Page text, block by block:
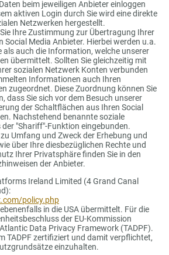
beim jeweiligen Anbieter einloggen
aktiven Login durch Sie wird eine direkte
Netzwerken hergestellt.
Ihre Zustimmung zur Übertragung Ihrer
Social Media Anbieter. Hierbei werden u.a.
als auch die Information, welche unserer
übermittelt. Sollten Sie gleichzeitig mit
sozialen Netzwerk Konten verbunden
Informationen auch Ihren
zugeordnet. Diese Zuordnung können Sie
dass Sie sich vor dem Besuch unserer
der Schaltflächen aus Ihren Social
Nachstehend benannte soziale
"Shariff"-Funktion eingebunden.
Umfang und Zweck der Erhebung und
über Ihre diesbezüglichen Rechte und
Ihrer Privatsphäre finden Sie in den
der Anbieter.
Ireland Limited (4 Grand Canal
policy.php
in die USA übermittelt. Für die
der EU-Kommission
Data Privacy Framework (TADPF).
TADPF zertifiziert und damit verpflichtet,
einzuhalten.